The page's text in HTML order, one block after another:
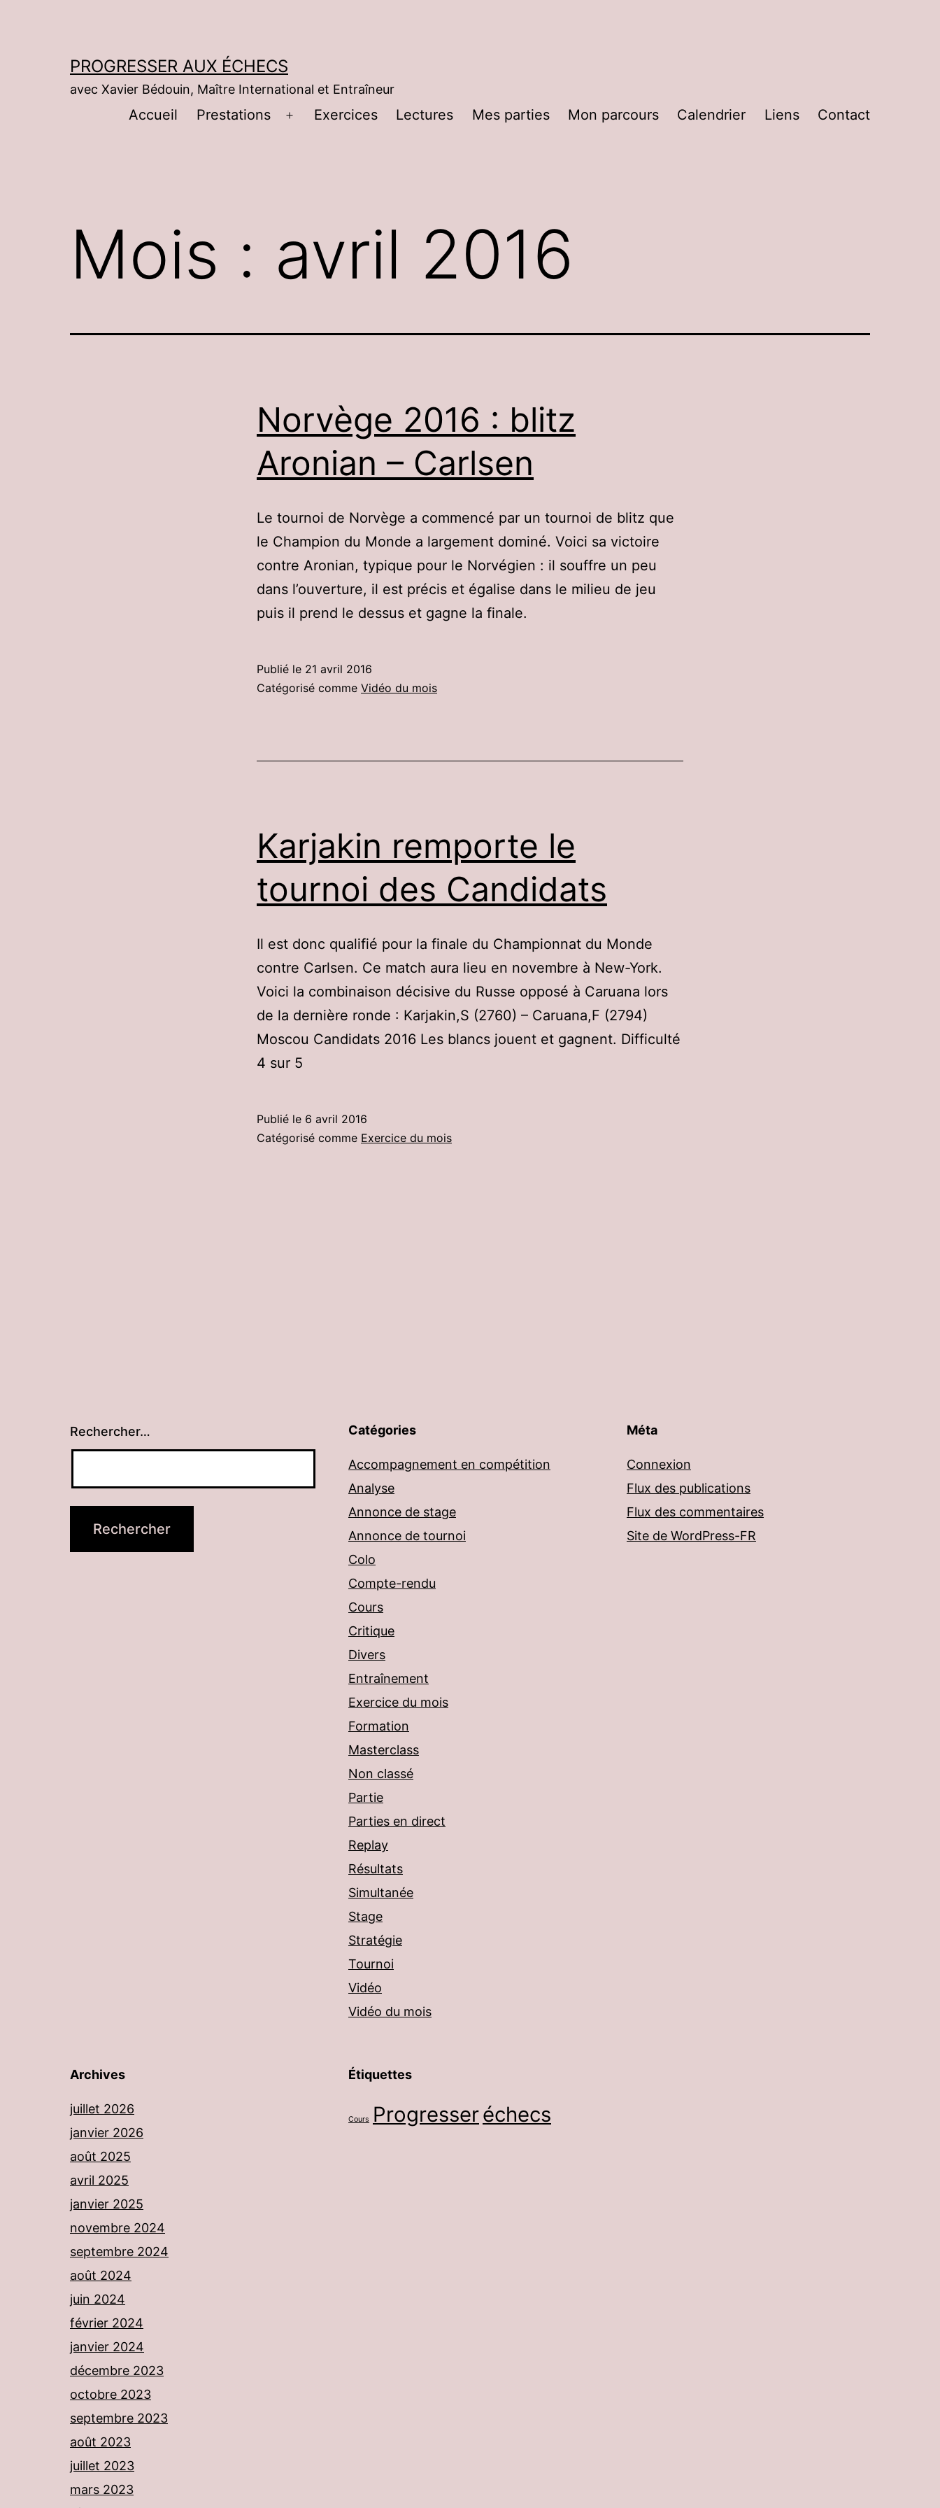
PROGRESSER AUX ÉCHECS
avec Xavier Bédouin, Maître International et Entraîneur
Accueil Prestations
Ouvrir
Exercices Lectures Mes parties Mon parcours Calendrier Liens Contact
Mois : avril 2016
Norvège 2016 : blitz
Aronian – Carlsen
Le tournoi de Norvège a commencé par un tournoi de blitz que
le Champion du Monde a largement dominé. Voici sa victoire
contre Aronian, typique pour le Norvégien : il souffre un peu
dans l’ouverture, il est précis et égalise dans le milieu de jeu
puis il prend le dessus et gagne la finale.
Publié le 21 avril 2016
Catégorisé comme Vidéo du mois
Karjakin remporte le
tournoi des Candidats
Il est donc qualifié pour la finale du Championnat du Monde
contre Carlsen. Ce match aura lieu en novembre à New-York.
Voici la combinaison décisive du Russe opposé à Caruana lors
de la dernière ronde : Karjakin,S (2760) – Caruana,F (2794)
Moscou Candidats 2016 Les blancs jouent et gagnent. Difficulté
4 sur 5
Publié le 6 avril 2016
Catégorisé comme Exercice du mois
Rechercher… Catégories
Accompagnement en compétition
Analyse
Annonce de stage
Annonce de tournoi
Colo
Compte-rendu
Cours
Critique
Divers
Entraînement
Exercice du mois
Formation
Masterclass
Non classé
Partie
Parties en direct
Replay
Résultats
Simultanée
Stage
Stratégie
Tournoi
Vidéo
Vidéo du mois
Méta
Connexion
Flux des publications
Flux des commentaires
Site de WordPress-FR
Archives
juillet 2026
janvier 2026
août 2025
avril 2025
janvier 2025
novembre 2024
septembre 2024
août 2024
juin 2024
février 2024
janvier 2024
décembre 2023
octobre 2023
septembre 2023
août 2023
juillet 2023
mars 2023
Étiquettes
Cours Progresseréchecs